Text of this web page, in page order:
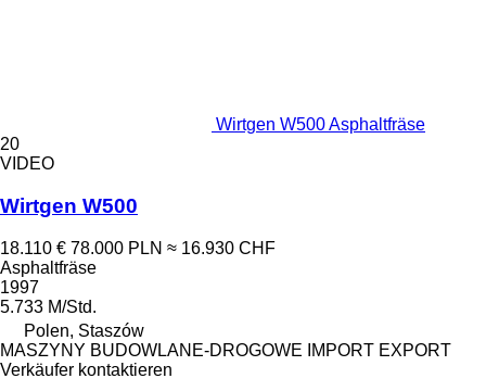
Wirtgen W500 Asphaltfräse
20
VIDEO
Wirtgen W500
18.110 € 78.000 PLN ≈ 16.930 CHF
Asphaltfräse
1997
5.733 M/Std.
Polen, Staszów
MASZYNY BUDOWLANE-DROGOWE IMPORT EXPORT
Verkäufer kontaktieren